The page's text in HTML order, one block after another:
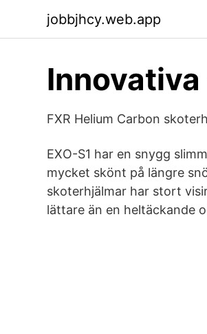
jobbjhcy.web.app
FXR Helium Carbon
EXO-S1 har en snygg
mycket skönt på längre
skoterhjälmar har stort
lättare än en heltäckande